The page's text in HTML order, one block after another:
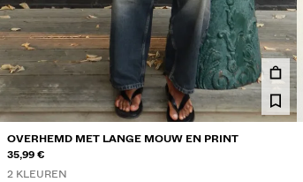
OVERHEMD MET LANGE MOUW EN PRINT
35,99 €
2 KLEUREN